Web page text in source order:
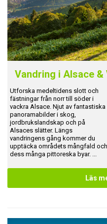
Vandring i Alsace &
Utforska medeltidens slott och
fästningar från norr till söder i
vackra Alsace. Njut av fantastiska
panoramabilder i skog,
jordbrukslandskap och på
Alsaces slätter. Längs
vandringens gång kommer du
upptäcka områdets mångfald och
dess många pittoreska byar. ...
Läs